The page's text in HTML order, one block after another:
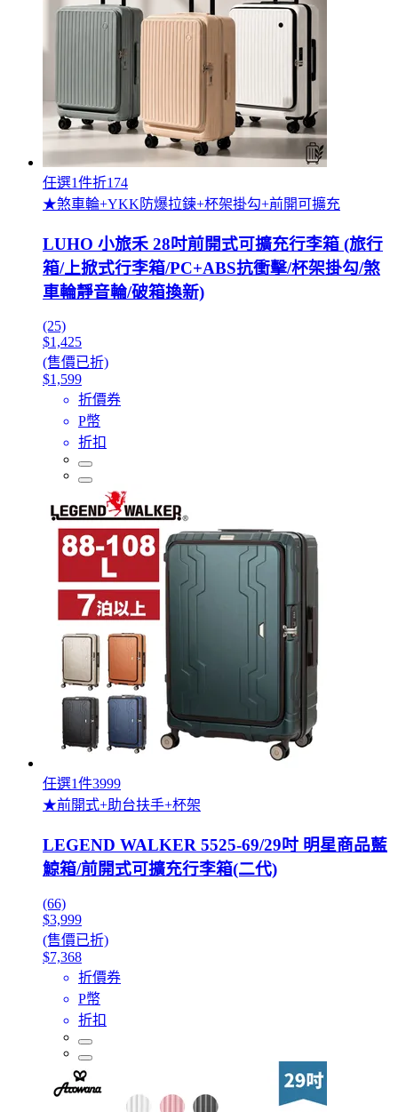
任選1件折174
★煞車輪+YKK防爆拉鍊+杯架掛勾+前開可擴充
LUHO 小旅禾 28吋前開式可擴充行李箱 (旅行
箱/上掀式行李箱/PC+ABS抗衝擊/杯架掛勾/煞
車輪靜音輪/破箱換新)
(25)
$1,425
(售價已折)
$1,599
折價券
P幣
折扣
任選1件3999
★前開式+助台扶手+杯架
LEGEND WALKER 5525-69/29吋 明星商品藍
鯨箱/前開式可擴充行李箱(二代)
(66)
$3,999
(售價已折)
$7,368
折價券
P幣
折扣